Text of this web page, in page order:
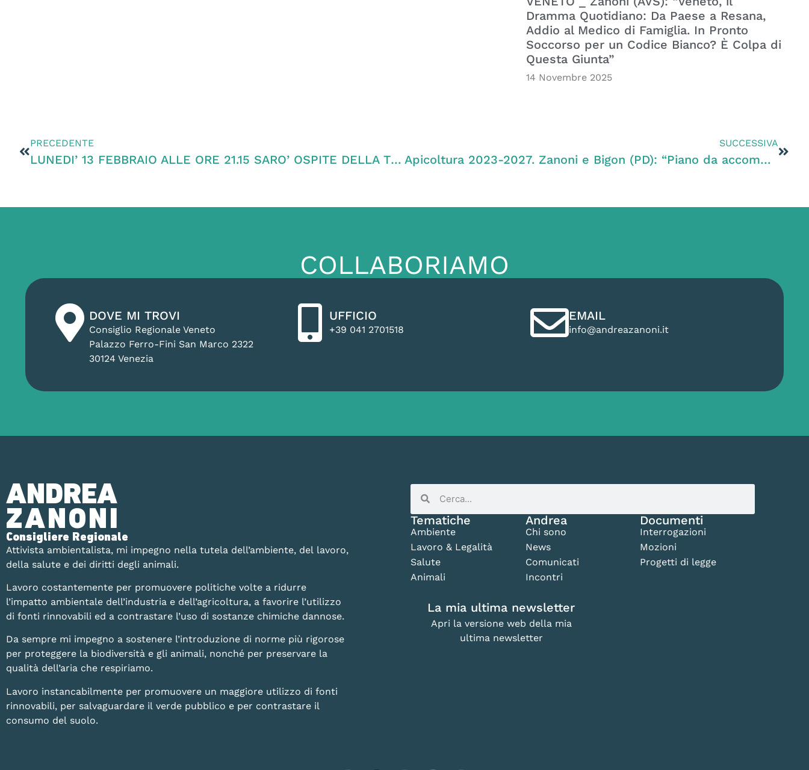
Dramma Quotidiano: Da Paese a Resana,
Addio al Medico di Famiglia. In Pronto
Soccorso per un Codice Bianco? È Colpa di
Questa Giunta”
14 Novembre 2025
PRECEDENTE
LUNEDI’ 13 FEBBRAIO ALLE ORE 21.15 SARO’ OSPITE DELLA TRASMISSIONE RING IN DIRETTA SU ANTENNA 3 NORDEST
SUCCESSIVA
Apicoltura 2023-2027. Zanoni e Bigon (PD): “Piano da accompagnare con seria campagna di monitoraggio sull’utilizzo dei pesticidi”.
COLLABORIAMO
DOVE MI TROVI
Consiglio Regionale Veneto
Palazzo Ferro-Fini San Marco 2322
30124 Venezia
UFFICIO
+39 041 2701518
EMAIL
info@andreazanoni.it
ANDREA
ZANONI
Consigliere Regionale
Attivista ambientalista, mi impegno nella tutela dell’ambiente, del lavoro,
della salute e dei diritti degli animali.
Lavoro costantemente per promuovere politiche volte a ridurre
l’impatto ambientale dell’industria e dell’agricoltura, a favorire l’utilizzo
di fonti rinnovabili ed a contrastare l’uso di sostanze chimiche dannose.
Da sempre mi impegno a sostenere l’introduzione di norme più rigorose
per proteggere la biodiversità e gli animali, nonché per preservare la
qualità dell’aria che respiriamo.
Lavoro instancabilmente per promuovere un maggiore utilizzo di fonti
rinnovabili, per salvaguardare il verde pubblico e per contrastare il
consumo del suolo.
Tematiche
Ambiente
Lavoro & Legalità
Salute
Animali
Andrea
Chi sono
News
Comunicati
Incontri
Documenti
Interrogazioni
Mozioni
Progetti di legge
La mia ultima newsletter
Apri la versione web della mia
ultima newsletter